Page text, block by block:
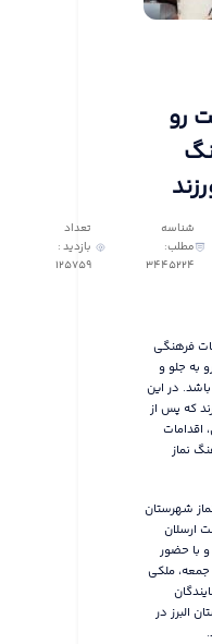
رو
شناسه
مطلب:
3445224
تعداد
بازدید :
125759
فرهنگی
به جلو و
در این
که پس از
اقدامات
نماز
شهرستان
به ریاست ارسلان
با حضور
ملکی
البرز در